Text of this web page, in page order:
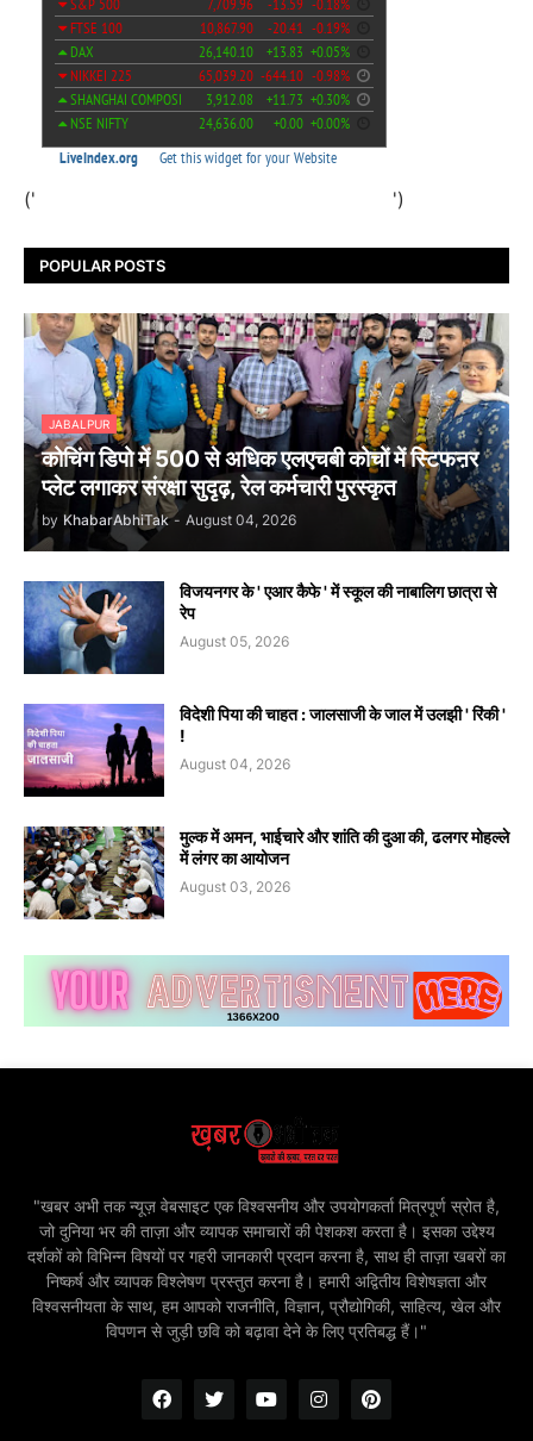
(' ')
POPULAR POSTS
JABALPUR
कोचिंग डिपो में 500 से अधिक एलएचबी कोचों में स्टिफऩर
प्लेट लगाकर संरक्षा सुदृढ़, रेल कर्मचारी पुरस्कृत
by KhabarAbhiTak - August 04, 2026
विजयनगर के ' एआर कैफे ' में स्कूल की नाबालिग छात्रा से
रेप
August 05, 2026
विदेशी पिया की चाहत : जालसाजी के जाल में उलझी ' रिंकी '
!
August 04, 2026
मुल्क में अमन, भाईचारे और शांति की दुआ की, ढलगर मोहल्ले
में लंगर का आयोजन
August 03, 2026
"खबर अभी तक न्यूज़ वेबसाइट एक विश्वसनीय और उपयोगकर्ता मित्रपूर्ण स्रोत है,
जो दुनिया भर की ताज़ा और व्यापक समाचारों की पेशकश करता है। इसका उद्देश्य
दर्शकों को विभिन्न विषयों पर गहरी जानकारी प्रदान करना है, साथ ही ताज़ा खबरों का
निष्कर्ष और व्यापक विश्लेषण प्रस्तुत करना है। हमारी अद्वितीय विशेषज्ञता और
विश्वसनीयता के साथ, हम आपको राजनीति, विज्ञान, प्रौद्योगिकी, साहित्य, खेल और
विपणन से जुड़ी छवि को बढ़ावा देने के लिए प्रतिबद्ध हैं।"